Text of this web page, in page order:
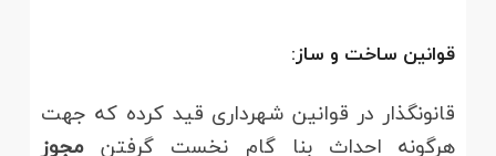
قوانین ساخت و ساز:
قانونگذار در قوانین شهرداری قید کرده که جهت
هرگونه احداث بنا گام نخست گرفتن مجوز